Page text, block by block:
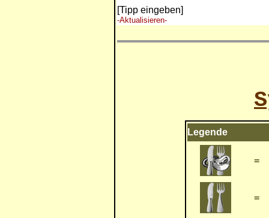
[Tipp eingeben]
-Aktualisieren-
Legende
=
=